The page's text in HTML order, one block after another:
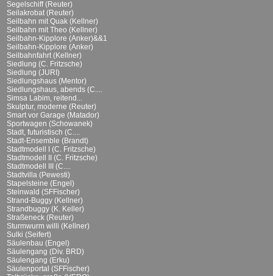
Segelschiff (Reuter)
Seilakrobat (Reuter)
Seilbahn mit Quak (Kellner)
Seilbahn mit Theo (Kellner)
Seilbahn-Kipplore (Anker)&&1
Seilbahn-Kipplore (Anker)
Seilbahnfahrt (Kellner)
Siedlung (C. Fritzsche)
Siedlung (JURI)
Siedlungshaus (Mentor)
Siedlungshaus, abends (C....
Simsa Labim, reitend...
Skulptur, moderne (Reuter)
Smart vor Garage (Matador)
Sportwagen (Schowanek)
Stadt, futuristisch (C....
Stadt-Ensemble (Brandt)
Stadtmodell I (C. Fritzsche)
Stadtmodell II (C. Fritzsche)
Stadtmodell III (C....
Stadtvilla (Pewesti)
Stapelsteine (Engel)
Steinwald (SFFischer)
Strand-Buggy (Kellner)
Strandbuggy (K. Keller)
Straßeneck (Reuter)
Sturmwurm willi (Kellner)
Sulki (Seifert)
Säulenbau (Engel)
Säulengang (Div. BRD)
Säulengang (Erku)
Säulenportal (SFFischer)